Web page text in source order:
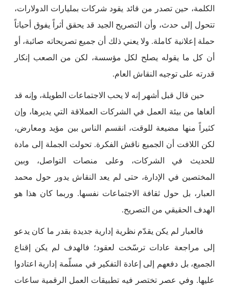
الكلمة، حين تصدر من قائد يقود شركات بمليارات الدولارات،
تتحول إلى حدث، وأن التصريح الجيد قد يحقق أثراً يفوق أحياناً
حملة إعلانية كاملة. ولا يعني ذلك أن جميع تصريحاته صائبة، أو
أن كل ما يقوله يصلح لكل مؤسسة، لكن من الصعب إنكار
قدرته على توجيه النقاش العام.
حين قال قبل أشهر إنه لا يحب الاجتماعات الطويلة، وإنه قد
ألغاها من بيئة العمل في الشركات العملاقة التي يديرها، وإن
كثيراً منها مضيعة للوقت، انقسم الناس بين مؤيد ومعارض،
لكن اللافت أن الجميع ناقش الفكرة. تحولت الجملة إلى مادة
للحديث في الشركات، وعلى منصات التواصل، وبين
المختصين في الإدارة، حتى لم يعد النقاش يدور حول محمد
العبار، بل حول ثقافة الاجتماعات نفسها. وربما كان هذا هو
الهدف الحقيقي من التصريح.
فالعبار لم يكن يقدّم نظرية إدارية جديدة بقدر ما كان يدعو
إلى مراجعة عادات ترسّخت لعقود؛ فالهدف لم يكن إقناع
الجميع، بل دفعهم إلى إعادة التفكير في مسلّمة إدارية اعتادوا
عليها. وفي عصر تختصر فيه تطبيقات العمل الرقمية ساعات